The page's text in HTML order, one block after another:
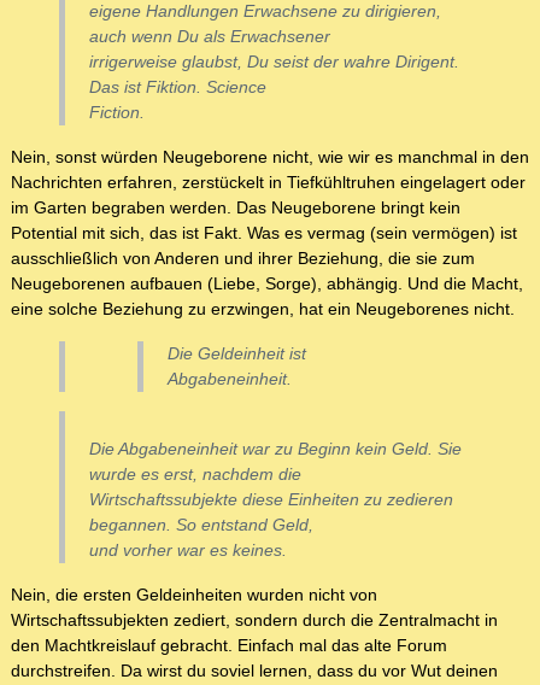
eigene Handlungen Erwachsene zu dirigieren,
auch wenn Du als Erwachsener
irrigerweise glaubst, Du seist der wahre Dirigent.
Das ist Fiktion. Science
Fiction.
Nein, sonst würden Neugeborene nicht, wie wir es manchmal in den
Nachrichten erfahren, zerstückelt in Tiefkühltruhen eingelagert oder
im Garten begraben werden. Das Neugeborene bringt kein
Potential mit sich, das ist Fakt. Was es vermag (sein vermögen) ist
ausschließlich von Anderen und ihrer Beziehung, die sie zum
Neugeborenen aufbauen (Liebe, Sorge), abhängig. Und die Macht,
eine solche Beziehung zu erzwingen, hat ein Neugeborenes nicht.
Die Geldeinheit ist
Abgabeneinheit.
Die Abgabeneinheit war zu Beginn kein Geld. Sie
wurde es erst, nachdem die
Wirtschaftssubjekte diese Einheiten zu zedieren
begannen. So entstand Geld,
und vorher war es keines.
Nein, die ersten Geldeinheiten wurden nicht von
Wirtschaftssubjekten zediert, sondern durch die Zentralmacht in
den Machtkreislauf gebracht. Einfach mal das alte Forum
durchstreifen. Da wirst du soviel lernen, dass du vor Wut deinen